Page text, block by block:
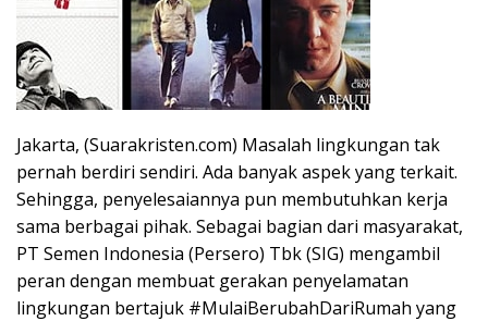
Jakarta, (Suarakristen.com) Masalah lingkungan tak
pernah berdiri sendiri. Ada banyak aspek yang terkait.
Sehingga, penyelesaiannya pun membutuhkan kerja
sama berbagai pihak. Sebagai bagian dari masyarakat,
PT Semen Indonesia (Persero) Tbk (SIG) mengambil
peran dengan membuat gerakan penyelamatan
lingkungan bertajuk #MulaiBerubahDariRumah yang